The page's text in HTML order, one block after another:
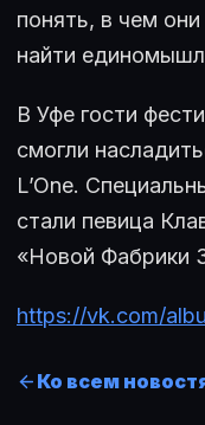
понять, в чем
найти
В Уфе гости
смогли
L’One.
стали певица
«Новой Фабрики
https://vk.com/
Ко всем